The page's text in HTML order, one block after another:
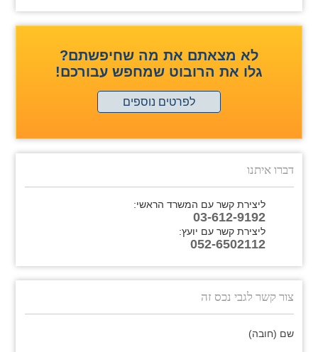
לא מצאתם את מה שחיפשתם?
גלו את הרובוט שמחפש עבורכם!
לפרטים נוספים
דברו איתנו
ליצירת קשר עם המשרד הראשי:
03-612-9192
ליצירת קשר עם יועץ:
052-6502112
צור קשר לגבי נכס זה
שם (חובה)